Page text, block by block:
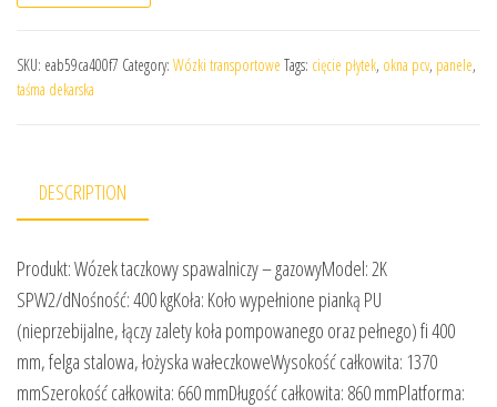
SKU: eab59ca400f7 Category: Wózki transportowe Tags: cięcie płytek, okna pcv, panele,
taśma dekarska
DESCRIPTION
Produkt: Wózek taczkowy spawalniczy – gazowyModel: 2K
SPW2/dNośność: 400 kgKoła: Koło wypełnione pianką PU
(nieprzebijalne, łączy zalety koła pompowanego oraz pełnego) fi 400
mm, felga stalowa, łożyska wałeczkoweWysokość całkowita: 1370
mmSzerokość całkowita: 660 mmDługość całkowita: 860 mmPlatforma: